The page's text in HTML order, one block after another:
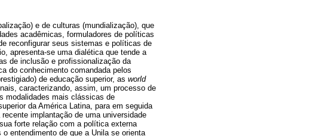
e de culturas (mundialização), que
acadêmicas, formuladores de políticas
reconfigurar seus sistemas e políticas de
apresenta-se uma dialética que tende a
de inclusão e profissionalização da
do conhecimento comandada pelos
de educação superior, as world
caracterizando, assim, um processo de
modalidades mais clássicas de
da América Latina, para em seguida
implantação de uma universidade
forte relação com a política externa
entendimento de que a Unila se orienta